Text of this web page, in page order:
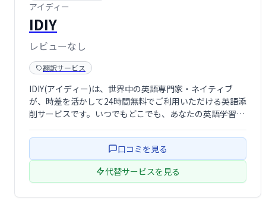
アイディー
IDIY
レビューなし
翻訳サービス
IDIY(アイディー)は、世界中の英語専門家・ネイティブ
が、時差を活かして24時間無料でご利用いただける英語添
削サービスです。いつでもどこでも、あなたの英語学習を
ょう！
口コミを見る
代替サービスを見る